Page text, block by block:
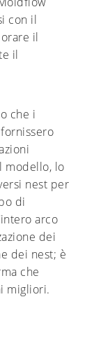
con il
il
il
che i
modello, lo
nest per
di
arco
dei
dei nest; è
che
migliori.